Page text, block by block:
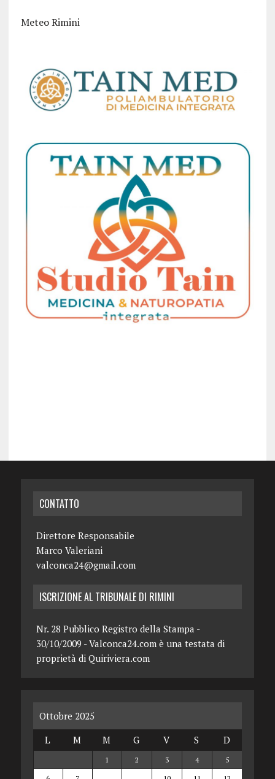
Meteo Rimini
CONTATTO
Direttore Responsabile
Marco Valeriani
valconca24@gmail.com
ISCRIZIONE AL TRIBUNALE DI RIMINI
Nr. 28 Pubblico Registro della Stampa -
30/10/2009 - Valconca24.com è una testata di
proprietà di Quiriviera.com
Ottobre 2025
L
M M G V S D
1 2 3 4
5